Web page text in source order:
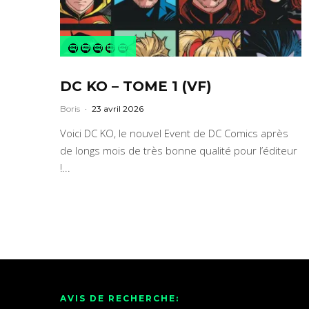
DC KO – TOME 1 (VF)
Boris · 23 avril 2026
Voici DC KO, le nouvel Event de DC Comics après
de longs mois de très bonne qualité pour l’éditeur
!...
AVIS DE RECHERCHE: